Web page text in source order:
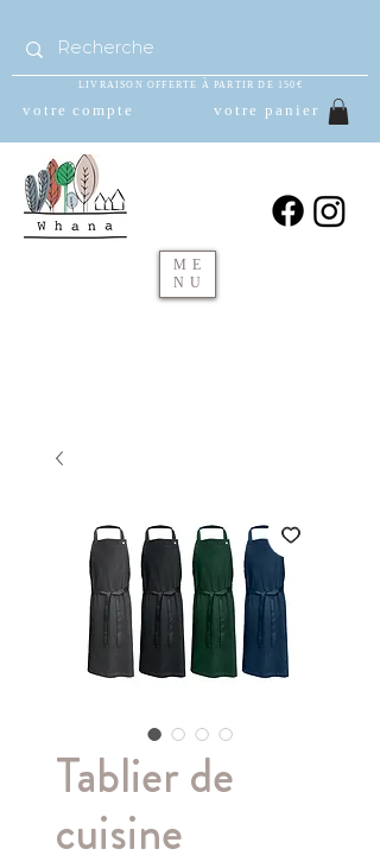
LIVRAISON OFFERTE À PARTIR DE 150€
votre compte votre panier
ME
NU
Tablier de
cuisine